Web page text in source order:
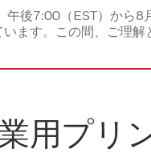
午後7:00（EST）から
ます。この間、ご理解
用プリ